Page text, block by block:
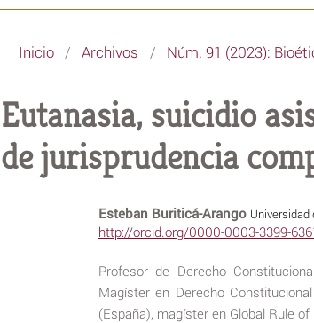
Inicio / Archivos / Núm. 91 (2023):
Eutanasia, suicidio
de jurisprudencia
Esteban Buriticá-Arango Universidad
http://orcid.org/0000-0003-3399-
Profesor de Derecho
Magíster en Derecho
(España), magíster en Global Rule